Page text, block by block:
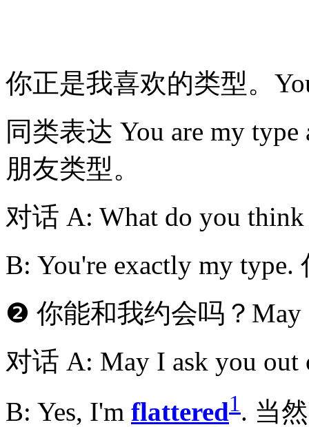
你正是我喜欢的类型。
同类表达 You are my
朋友类型。
对话 A: What do you
B: You're exactly my
❷ 你能和我约会吗？May
对话 A: May I ask you
B: Yes, I'm flattered1. 当